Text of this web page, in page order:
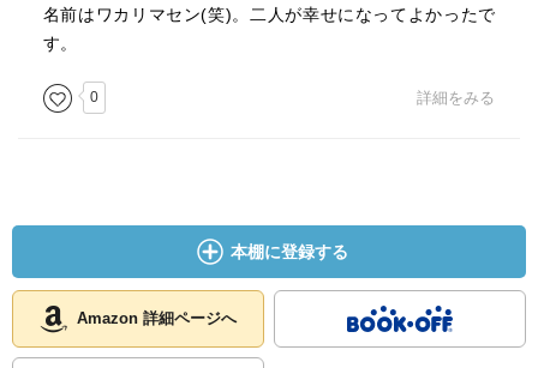
名前はワカリマセン(笑)。二人が幸せになってよかったで
す。
0 詳細をみる
本棚に登録する
Amazon 詳細ページへ